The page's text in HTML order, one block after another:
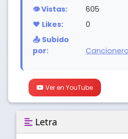
👁️ Vistas:
605
❤️ Likes:
0
📤 Subido
por:
Ver en YouTube
Letra